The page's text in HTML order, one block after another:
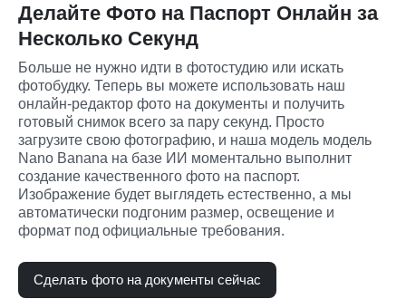
Делайте Фото на Паспорт Онлайн за
Несколько Секунд
Больше не нужно идти в фотостудию или искать
фотобудку. Теперь вы можете использовать наш
онлайн-редактор фото на документы и получить
готовый снимок всего за пару секунд. Просто
загрузите свою фотографию, и наша модель модель
Nano Banana на базе ИИ моментально выполнит
создание качественного фото на паспорт.
Изображение будет выглядеть естественно, а мы
автоматически подгоним размер, освещение и
формат под официальные требования.
Сделать фото на документы сейчас